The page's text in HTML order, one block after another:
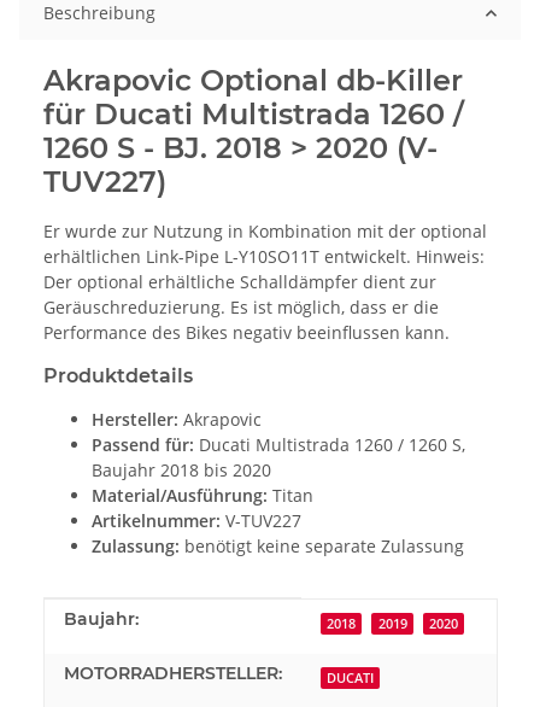
Beschreibung
Akrapovic Optional db-Killer
für Ducati Multistrada 1260 /
1260 S - BJ. 2018 > 2020 (V-
TUV227)
Er wurde zur Nutzung in Kombination mit der optional
erhältlichen Link-Pipe L-Y10SO11T entwickelt. Hinweis:
Der optional erhältliche Schalldämpfer dient zur
Geräuschreduzierung. Es ist möglich, dass er die
Performance des Bikes negativ beeinflussen kann.
Produktdetails
Hersteller: Akrapovic
Passend für: Ducati Multistrada 1260 / 1260 S,
Baujahr 2018 bis 2020
Material/Ausführung: Titan
Artikelnummer: V-TUV227
Zulassung: benötigt keine separate Zulassung
Produkteigenschaft
Wert
Baujahr: 2018 2019 2020
MOTORRADHERSTELLER: DUCATI